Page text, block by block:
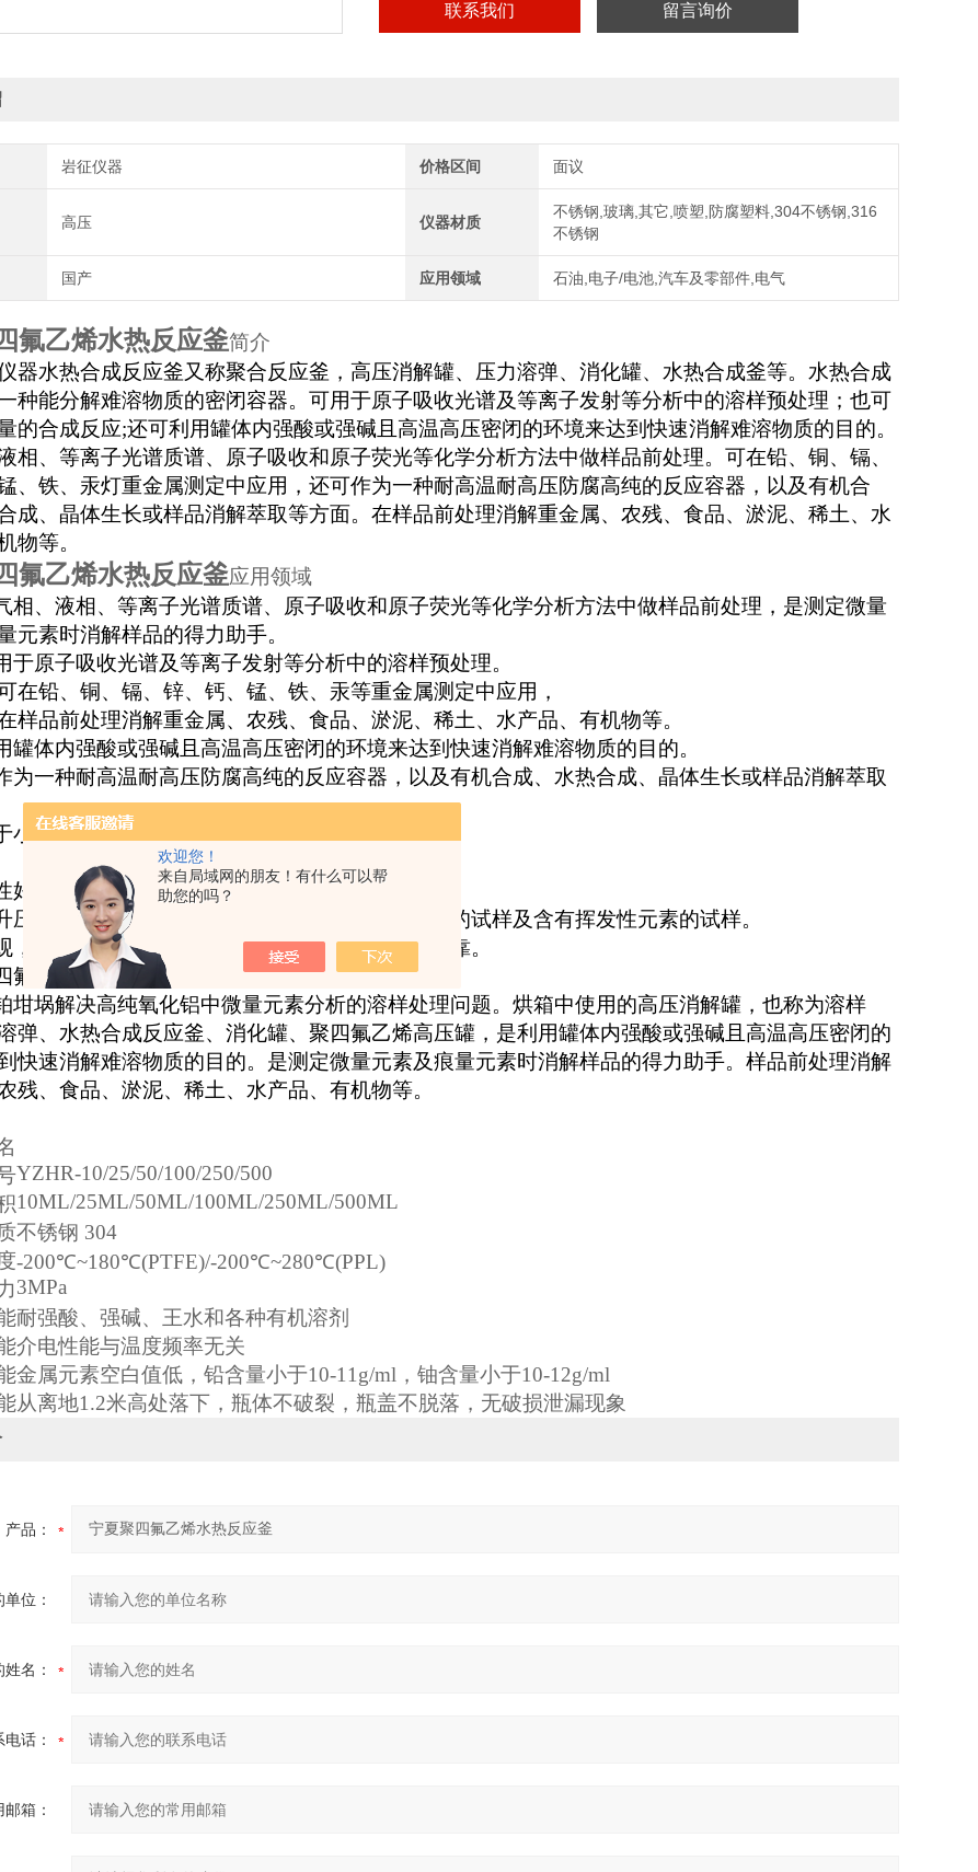
欢迎您！
来自局域网的朋友！有什么可以帮
助您的吗？
联系我们 留言询价
岩征仪器 价格区间 面议
高压 仪器材质
不锈钢,玻璃,其它,喷塑,防腐塑料,304不锈钢,316
不锈钢
国产 应用领域 石油,电子/电池,汽车及零部件,电气
氟乙烯水热反应釜简介
器水热合成反应釜又称聚合反应釜，高压消解罐、压力溶弹、消化罐、水热合成釜等。水热合成
种能分解难溶物质的密闭容器。可用于原子吸收光谱及等离子发射等分析中的溶样预处理；也可
的合成反应;还可利用罐体内强酸或强碱且高温高压密闭的环境来达到快速消解难溶物质的目的。
相、等离子光谱质谱、原子吸收和原子荧光等化学分析方法中做样品前处理。可在铅、铜、镉、
、铁、汞灯重金属测定中应用，还可作为一种耐高温耐高压防腐高纯的反应容器，以及有机合
成、晶体生长或样品消解萃取等方面。在样品前处理消解重金属、农残、食品、淤泥、稀土、水
物等。
氟乙烯水热反应釜应用领域
相、液相、等离子光谱质谱、原子吸收和原子荧光等化学分析方法中做样品前处理，是测定微量
元素时消解样品的得力助手。
于原子吸收光谱及等离子发射等分析中的溶样预处理。
铅、铜、镉、锌、钙、锰、铁、汞等重金属测定中应用，
品前处理消解重金属、农残、食品、淤泥、稀土、水产品、有机物等。
罐体内强酸或强碱且高温高压密闭的环境来达到快速消解难溶物质的目的。
为一种耐高温耐高压防腐高纯的反应容器，以及有机合成、水热合成、晶体生长或样品消解萃取
小剂量的合成反应；
好，无有害物质溢出，减少污染，使用安全。
压后，能快速无损地溶解在常规条件下难以溶解的试样及含有挥发性元素的试样。
，结构合理，操作简单，缩短分析时间，数据可靠。
氟乙烯衬套，生成护理，可耐酸，碱等。
坩埚解决高纯氧化铝中微量元素分析的溶样处理问题。烘箱中使用的高压消解罐，也称为溶样
弹、水热合成反应釜、消化罐、聚四氟乙烯高压罐，是利用罐体内强酸或强碱且高温高压密闭的
快速消解难溶物质的目的。是测定微量元素及痕量元素时消解样品的得力助手。样品前处理消解
残、食品、淤泥、稀土、水产品、有机物等。
YZHR-10/25/50/100/250/500
10ML/25ML/50ML/100ML/250ML/500ML
不锈钢 304
-200℃~180℃(PTFE)/-200℃~280℃(PPL)
3MPa
耐强酸、强碱、王水和各种有机溶剂
介电性能与温度频率无关
金属元素空白值低，铅含量小于10-11g/ml，铀含量小于10-12g/ml
从离地1.2米高处落下，瓶体不破裂，瓶盖不脱落，无破损泄漏现象
产品：
位：
名：
话：
箱：